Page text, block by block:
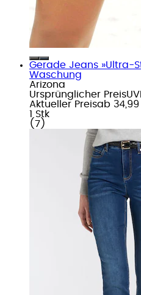
Gerade Jeans »Ultra-
Waschung
Arizona
Ursprünglicher Preis
Aktueller Preisab
1 Stk
( 7 )